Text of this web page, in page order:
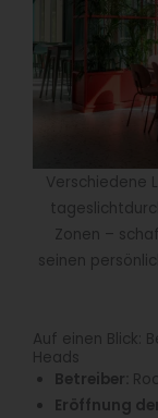
Verschiedene
Zonen –
seinen
Auf einen Blick:
Heads
Betreiber:
Eröffnung